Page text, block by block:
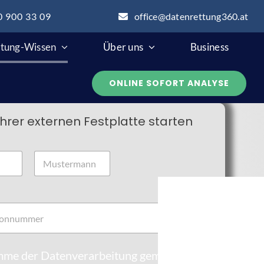
900 33 09 office@datenrettung360.at
Wissen Über uns Business
ONLINE SOFORT ANALYSE
externen Festplatte starten
der Datenverarbeitung gemäß